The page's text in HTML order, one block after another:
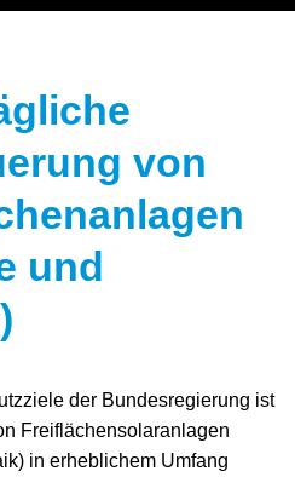
von
und
der Bundesregierung ist
Freiflächensolaranlagen
in erheblichem Umfang